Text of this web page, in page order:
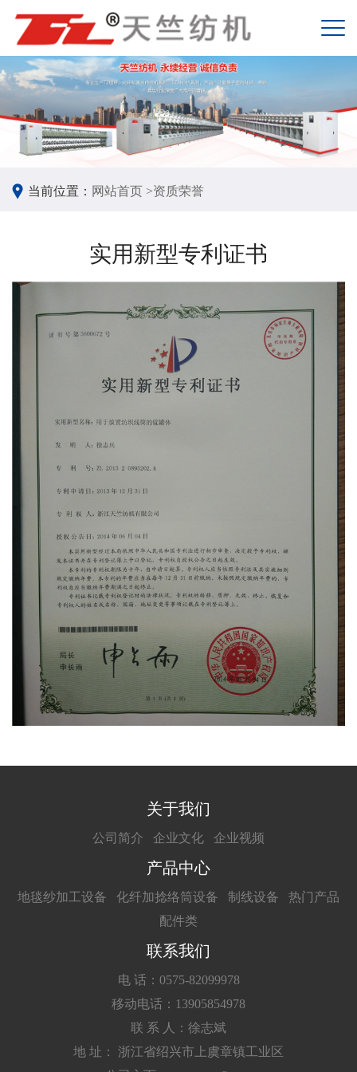
当前位置： 网站首页 >资质荣誉
实用新型专利证书
关于我们
公司简介 企业文化 企业视频
产品中心
地毯纱加工设备 化纤加捻络筒设备 制线设备
热门产品
配件类
联系我们
电 话：0575-82099978
移动电话：13905854978
联 系 人：徐志斌
地 址： 浙江省绍兴市上虞章镇工业区